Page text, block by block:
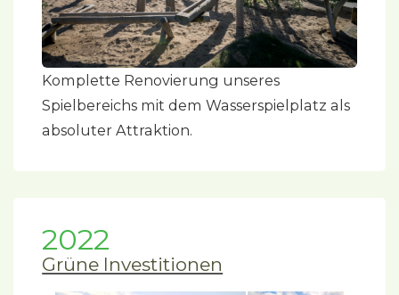
Komplette Renovierung unseres
Spielbereichs mit dem Wasserspielplatz als
absoluter Attraktion.
2022
Grüne Investitionen